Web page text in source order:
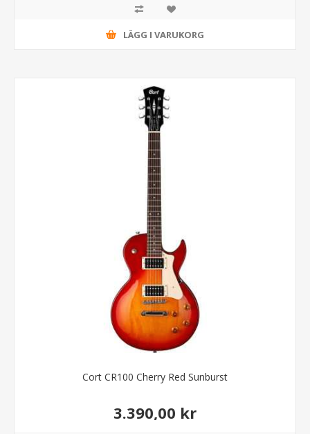
LÄGG I VARUKORG
Cort CR100 Cherry Red Sunburst
3.390,00 kr